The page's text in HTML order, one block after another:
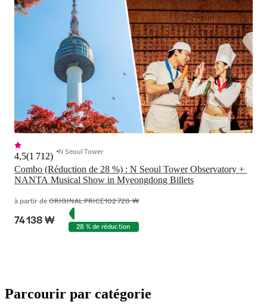
Combo (Réduction de 28 %) : N Seoul Tower Observatory +
NANTA Musical Show in Myeongdong Billets
4,5(1 712) N Seoul Tower
à partir deORIGINAL PRICE102 728 ₩
74 138 ₩ 28 % de réduction
Parcourir par catégorie